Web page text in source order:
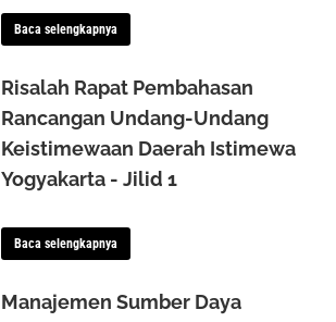
Baca selengkapnya
Risalah Rapat Pembahasan
Rancangan Undang-Undang
Keistimewaan Daerah Istimewa
Yogyakarta - Jilid 1
Baca selengkapnya
Manajemen Sumber Daya